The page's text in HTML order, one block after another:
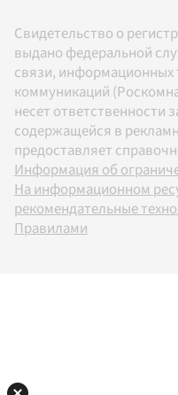
Свидетельство о
выдано федеральной
связи, информационных
коммуникаций
несет ответственности
содержащейся в
предоставляет
Информация об
На информационном
рекомендательные
Правилами